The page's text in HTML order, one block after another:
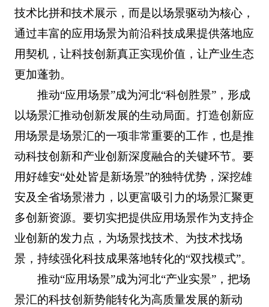
技术比拼和技术展示，而是以场景驱动为核心，
通过丰富的应用场景为前沿科技成果提供落地应
用契机，让科技创新真正实现价值，让产业生态
更加蓬勃。
推动“应用场景”成为河北“科创胜景”，形成
以场景汇推动创新发展的生动局面。打造创新应
用场景是场景汇的一项非常重要的工作，也是推
动科技创新和产业创新深度融合的关键环节。要
用好雄安“处处皆是新场景”的独特优势，深挖雄
安及全省场景潜力，以更富吸引力的场景汇聚更
多创新资源。要切实把提供应用场景作为支持企
业创新的发力点，为场景找技术、为技术找场
景，持续强化科技成果落地转化的“双找模式”。
推动“应用场景”成为河北“产业实景”，把场
景汇的科技创新势能转化为高质量发展的新动